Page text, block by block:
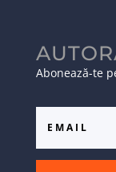
Abonează-te